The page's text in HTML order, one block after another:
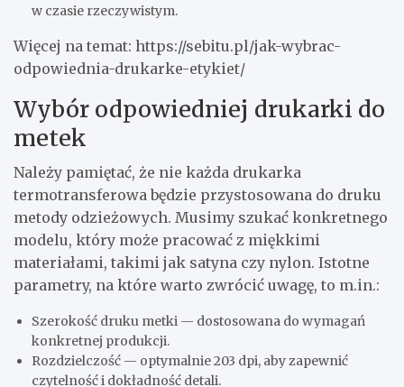
w czasie rzeczywistym.
Więcej na temat: https://sebitu.pl/jak-wybrac-
odpowiednia-drukarke-etykiet/
Wybór odpowiedniej drukarki do
metek
Należy pamiętać, że nie każda drukarka
termotransferowa będzie przystosowana do druku
metody odzieżowych. Musimy szukać konkretnego
modelu, który może pracować z miękkimi
materiałami, takimi jak satyna czy nylon. Istotne
parametry, na które warto zwrócić uwagę, to m.in.:
Szerokość druku metki — dostosowana do wymagań
konkretnej produkcji.
Rozdzielczość — optymalnie 203 dpi, aby zapewnić
czytelność i dokładność detali.